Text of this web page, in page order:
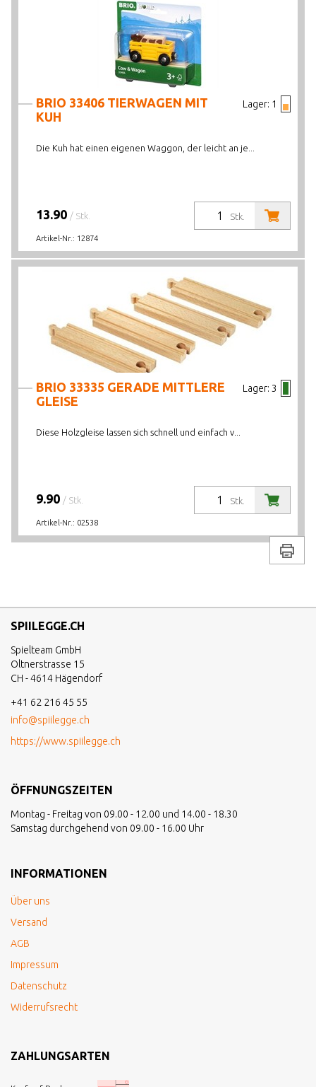
Lager: 1
BRIO 33406 TIERWAGEN MIT
KUH
Die Kuh hat einen eigenen Waggon, der leicht an je...
Stk.
13.90 / Stk.
Artikel-Nr.: 12874
Lager: 3
BRIO 33335 GERADE MITTLERE
GLEISE
Diese Holzgleise lassen sich schnell und einfach v...
Stk.
9.90 / Stk.
Artikel-Nr.: 02538
SPIILEGGE.CH
Spielteam GmbH
Oltnerstrasse 15
CH - 4614 Hägendorf
+41 62 216 45 55
info@spiilegge.ch
https://www.spiilegge.ch
ÖFFNUNGSZEITEN
Montag - Freitag von 09.00 - 12.00 und 14.00 - 18.30
Samstag durchgehend von 09.00 - 16.00 Uhr
INFORMATIONEN
Über uns
Versand
AGB
Impressum
Datenschutz
Widerrufsrecht
ZAHLUNGSARTEN